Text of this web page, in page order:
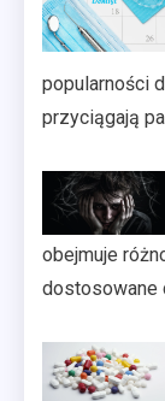
popularności
przyciągają
obejmuje
dostosowane